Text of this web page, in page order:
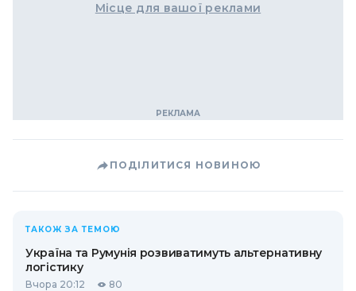
Місце для вашої реклами
ПОДІЛИТИСЯ НОВИНОЮ
ТАКОЖ ЗА ТЕМОЮ
Україна та Румунія розвиватимуть альтернативну
логістику
Вчора 20:12 80